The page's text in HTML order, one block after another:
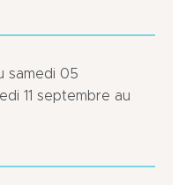
samedi 05
11 septembre au